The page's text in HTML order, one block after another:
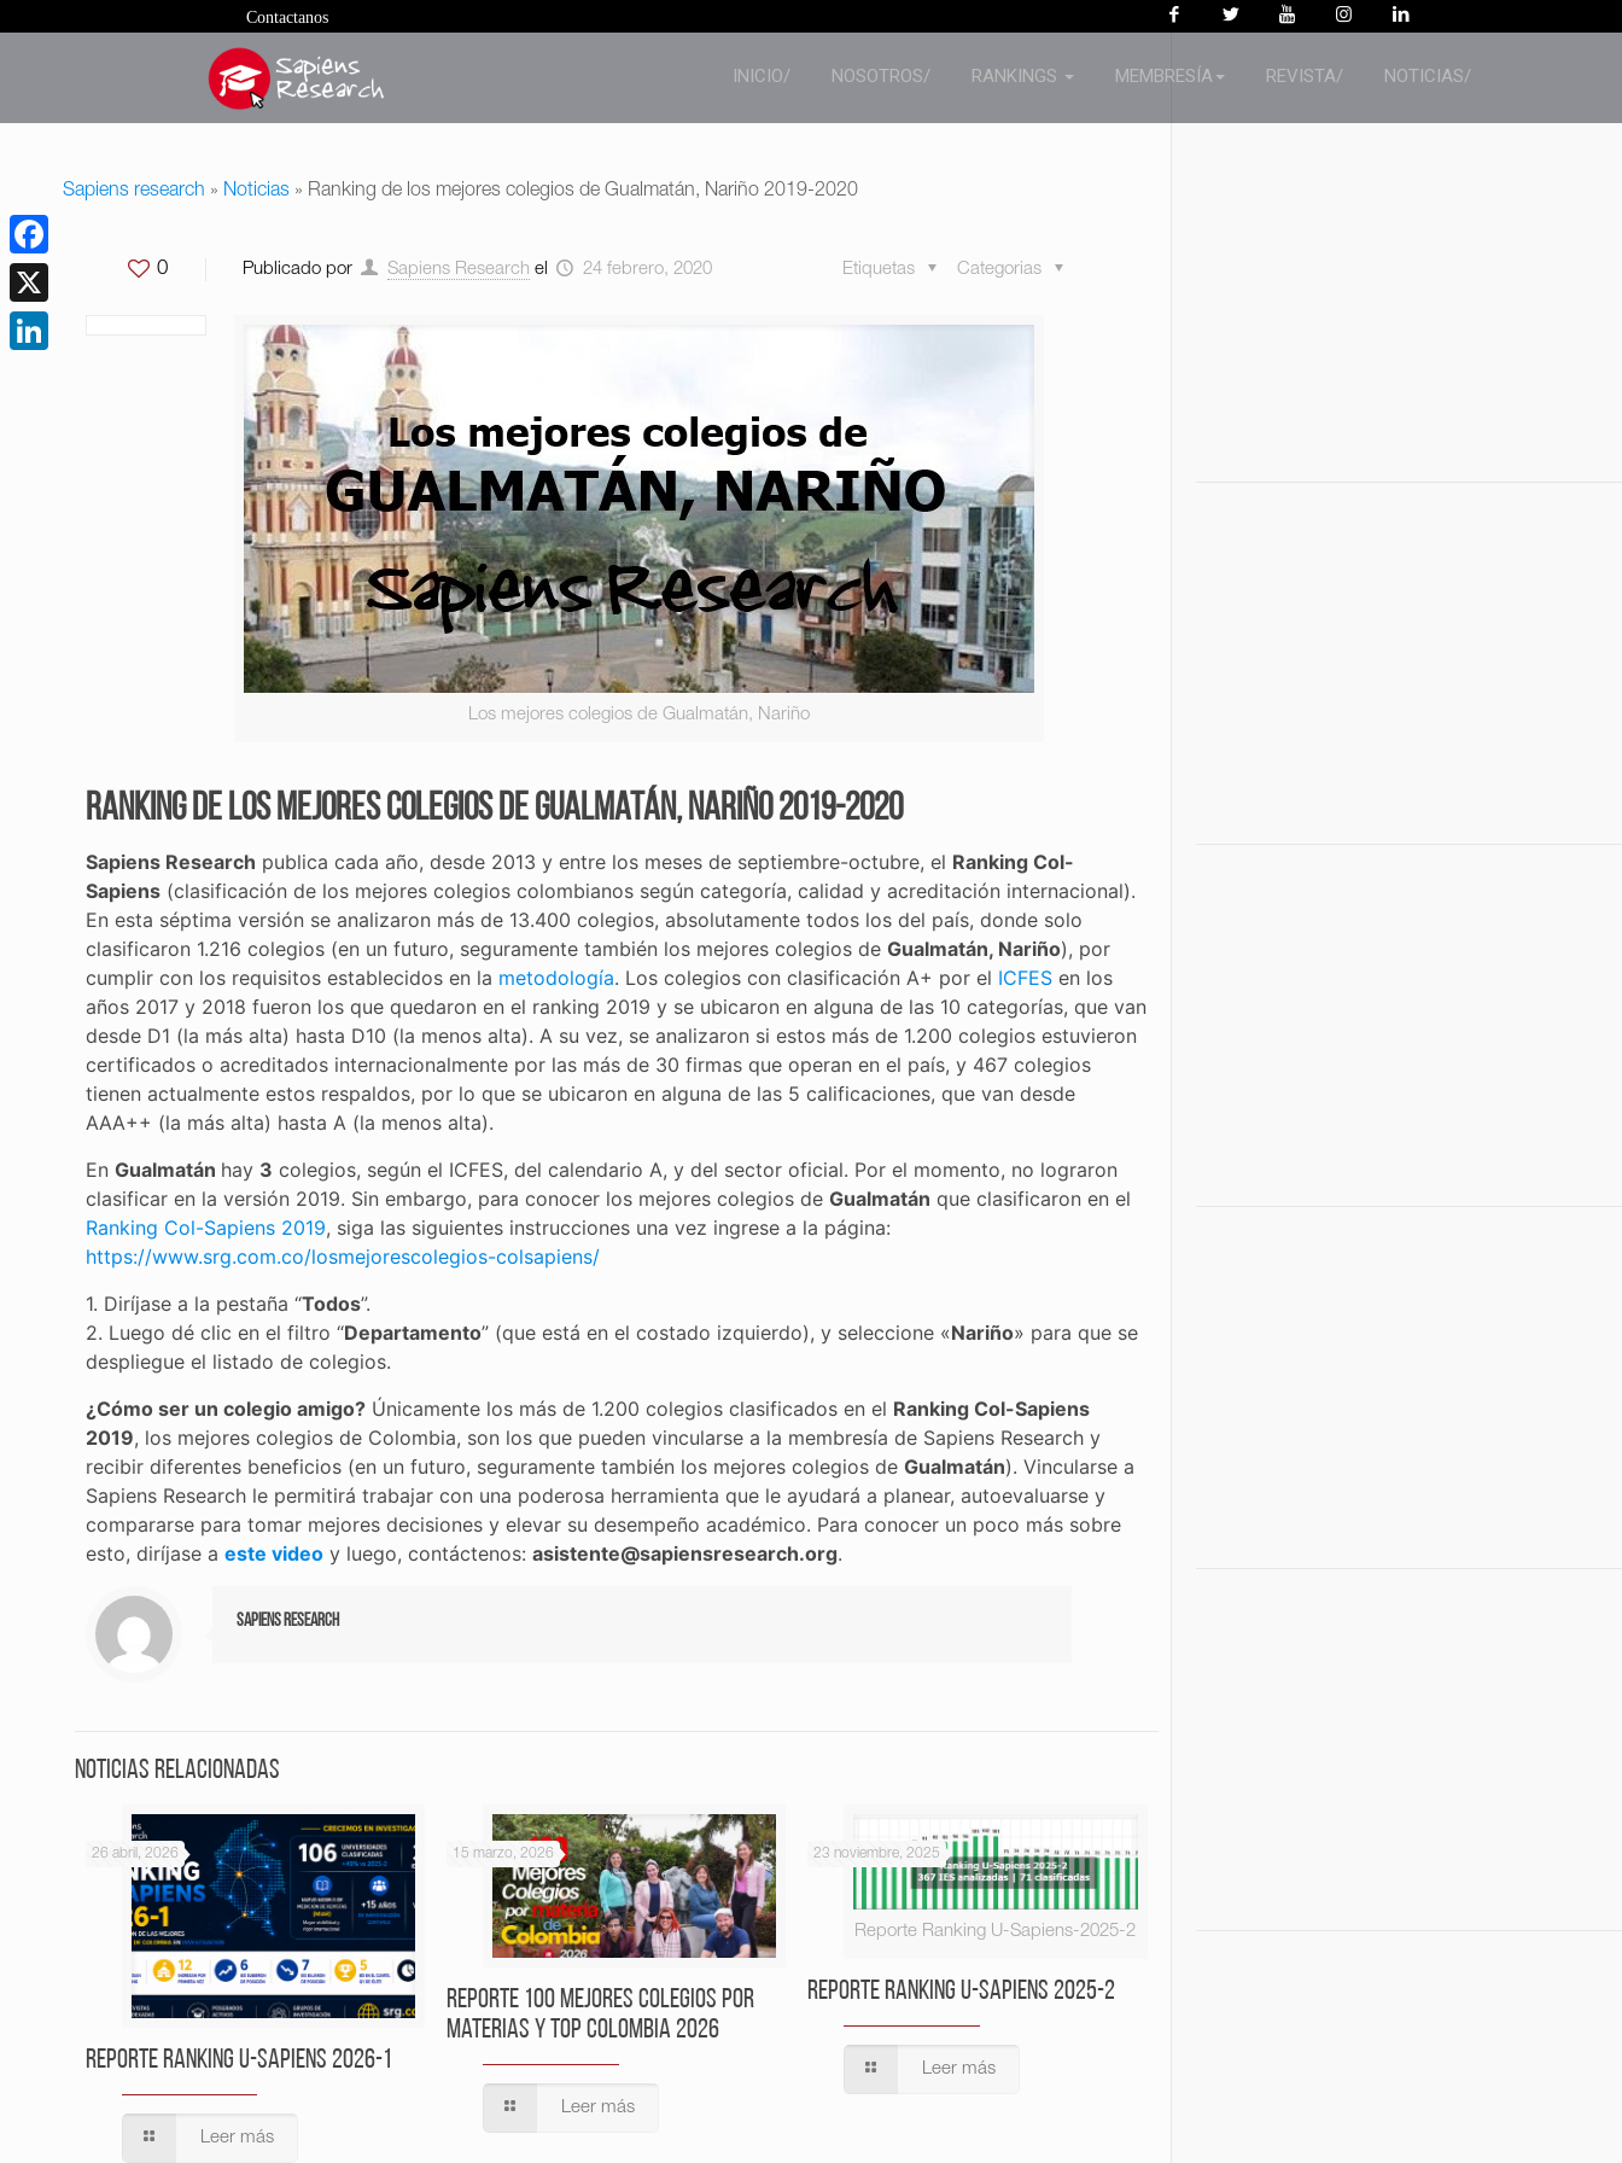
Contactanos
INICIO/ NOSOTROS/ RANKINGS MEMBRESÍA REVISTA/ NOTICIAS/
Sapiens research » Noticias » Ranking de los mejores colegios de Gualmatán, Nariño 2019-2020
0 Publicado por Sapiens Research el 24 febrero, 2020 Categorias
Etiquetas
Los mejores colegios de Gualmatán, Nariño
Ranking de los mejores colegios de Gualmatán, Nariño 2019-2020
Sapiens Research publica cada año, desde 2013 y entre los meses de septiembre-octubre, el Ranking Col-
Sapiens(clasificación de los mejores colegios colombianos según categoría, calidad y acreditación internacional).
En esta séptima versión se analizaron más de 13.400 colegios, absolutamente todos los del país, donde solo
clasificaron 1.216 colegios (en un futuro, seguramente también los mejores colegios de Gualmatán, Nariño), por
cumplir con los requisitos establecidos en la metodología. Los colegios con clasificación A+ por el ICFESen los
años 2017 y 2018 fueron los que quedaron en el ranking 2019 y se ubicaron en alguna de las 10 categorías, que van
desde D1 (la más alta) hasta D10 (la menos alta). A su vez, se analizaron si estos más de 1.200 colegios estuvieron
certificados o acreditados internacionalmente por las más de 30 firmas que operan en el país, y 467 colegios
tienen actualmente estos respaldos, por lo que se ubicaron en alguna de las 5 calificaciones, que van desde
AAA++ (la más alta) hasta A (la menos alta).
En Gualmatán hay 3 colegios, según el ICFES, del calendario A, y del sector oficial. Por el momento, no lograron
clasificar en la versión 2019. Sin embargo, para conocer los mejores colegios de Gualmatán que clasificaron en el
Ranking Col-Sapiens 2019, siga las siguientes instrucciones una vez ingrese a la página:
https://www.srg.com.co/losmejorescolegios-colsapiens/
1. Diríjase a la pestaña “Todos”.
2. Luego dé clic en el filtro “Departamento” (que está en el costado izquierdo), y seleccione «Nariño» para que se
despliegue el listado de colegios.
¿Cómo ser un colegio amigo?Únicamente los más de 1.200 colegios clasificados en el Ranking Col-Sapiens
2019, los mejores colegios de Colombia, son los que pueden vincularse a la membresía de Sapiens Research y
recibir diferentes beneficios (en un futuro, seguramente también los mejores colegios de Gualmatán). Vincularse a
Sapiens Research le permitirá trabajar con una poderosa herramienta que le ayudará a planear, autoevaluarse y
compararse para tomar mejores decisiones y elevar su desempeño académico. Para conocer un poco más sobre
esto, diríjase a este videoy luego, contáctenos: asistente@sapiensresearch.org.
Sapiens Research
Noticias relacionadas
26 abril, 2026
Reporte Ranking U-Sapiens 2026-1
Leer más
15 marzo, 2026
Reporte 100 Mejores Colegios por
Materias y Top Colombia 2026
Leer más
Reporte Ranking U-Sapiens-2025-2
23 noviembre, 2025
Reporte Ranking U-Sapiens 2025-2
Leer más
Facebook
X